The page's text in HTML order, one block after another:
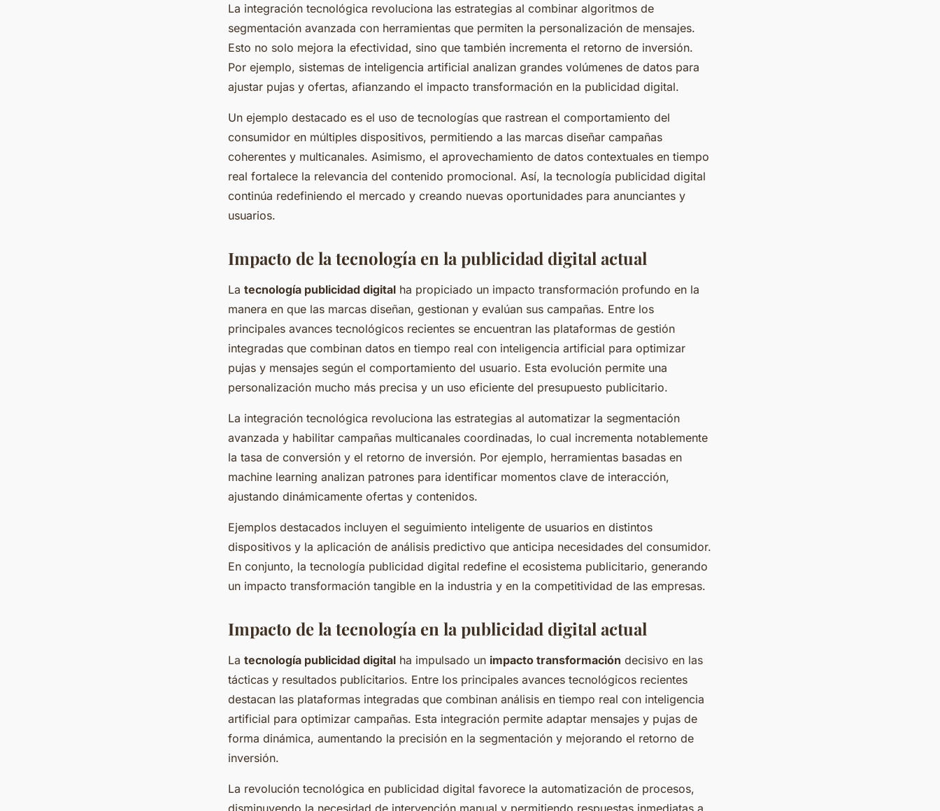
La integración tecnológica revoluciona las estrategias al combinar algoritmos de
segmentación avanzada con herramientas que permiten la personalización de mensajes.
Esto no solo mejora la efectividad, sino que también incrementa el retorno de inversión.
Por ejemplo, sistemas de inteligencia artificial analizan grandes volúmenes de datos para
ajustar pujas y ofertas, afianzando el impacto transformación en la publicidad digital.
Un ejemplo destacado es el uso de tecnologías que rastrean el comportamiento del
consumidor en múltiples dispositivos, permitiendo a las marcas diseñar campañas
coherentes y multicanales. Asimismo, el aprovechamiento de datos contextuales en tiempo
real fortalece la relevancia del contenido promocional. Así, la tecnología publicidad digital
continúa redefiniendo el mercado y creando nuevas oportunidades para anunciantes y
usuarios.
Impacto de la tecnología en la publicidad digital actual
La tecnología publicidad digital ha propiciado un impacto transformación profundo en la
manera en que las marcas diseñan, gestionan y evalúan sus campañas. Entre los
principales avances tecnológicos recientes se encuentran las plataformas de gestión
integradas que combinan datos en tiempo real con inteligencia artificial para optimizar
pujas y mensajes según el comportamiento del usuario. Esta evolución permite una
personalización mucho más precisa y un uso eficiente del presupuesto publicitario.
La integración tecnológica revoluciona las estrategias al automatizar la segmentación
avanzada y habilitar campañas multicanales coordinadas, lo cual incrementa notablemente
la tasa de conversión y el retorno de inversión. Por ejemplo, herramientas basadas en
machine learning analizan patrones para identificar momentos clave de interacción,
ajustando dinámicamente ofertas y contenidos.
Ejemplos destacados incluyen el seguimiento inteligente de usuarios en distintos
dispositivos y la aplicación de análisis predictivo que anticipa necesidades del consumidor.
En conjunto, la tecnología publicidad digital redefine el ecosistema publicitario, generando
un impacto transformación tangible en la industria y en la competitividad de las empresas.
Impacto de la tecnología en la publicidad digital actual
La tecnología publicidad digital ha impulsado un impacto transformación decisivo en las
tácticas y resultados publicitarios. Entre los principales avances tecnológicos recientes
destacan las plataformas integradas que combinan análisis en tiempo real con inteligencia
artificial para optimizar campañas. Esta integración permite adaptar mensajes y pujas de
forma dinámica, aumentando la precisión en la segmentación y mejorando el retorno de
inversión.
La revolución tecnológica en publicidad digital favorece la automatización de procesos,
disminuyendo la necesidad de intervención manual y permitiendo respuestas inmediatas a